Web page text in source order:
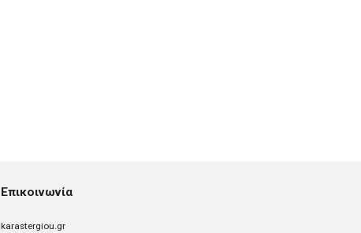
Επικοινωνία
karastergiou.gr